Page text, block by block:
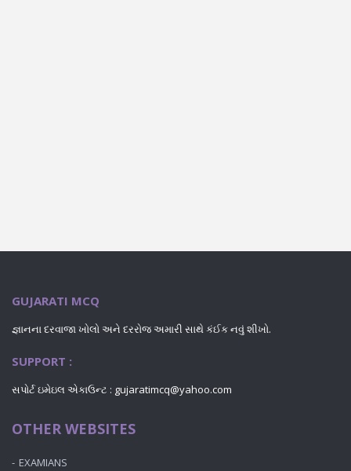
GUJARATI MCQ
જ્ઞાનના દરવાજા ખોલો અને દરરોજ અમારી સાથે કંઈક નવું શીખો.
SUPPORT :
સપોર્ટ ઇમેઇલ એકાઉન્ટ : gujaratimcq@yahoo.com
OTHER WEBSITES
EXAMIANS